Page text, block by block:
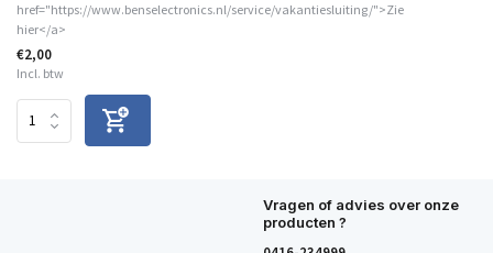
href="https://www.benselectronics.nl/service/vakantiesluiting/">Zie
hier</a>
€2,00
Incl. btw
Vragen of advies over onze
producten ?